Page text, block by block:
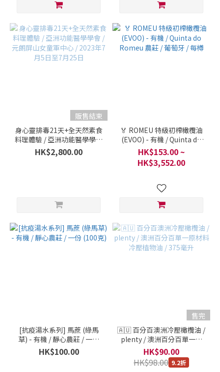
販售結束
身心靈排毒21天+全天然素食
料理體驗 / 亞洲功能醫學學會
/ 元朗屏山女童軍中心 / 2023
年7月5日至7月25日
HK$2,800.00
🏅 ROMEU 特級初榨橄欖油
(EVOO) - 有機 / Quinta do
Romeu 農莊 / 葡萄牙 / 每樽
HK$153.00 ~
HK$3,552.00
[抗疫湯水系列] 馬蔗 (綠馬
草) - 有機 / 靜心農莊 / 一份
(100克)
HK$100.00
售完
🇦🇺 百分百澳洲冷壓橄欖油 /
plenty / 澳洲百分百單一原
材料冷壓植物油 / 375毫升
HK$90.00
HK$98.00 9.2折